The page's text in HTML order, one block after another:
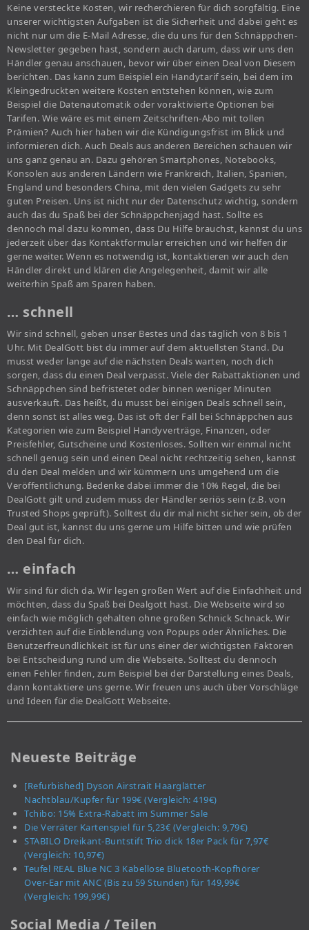
Keine versteckte Kosten, wir recherchieren für dich sorgfältig. Eine
unserer wichtigsten Aufgaben ist die Sicherheit und dabei geht es
nicht nur um die E-Mail Adresse, die du uns für den Schnäppchen-
Newsletter gegeben hast, sondern auch darum, dass wir uns den
Händler genau anschauen, bevor wir über einen Deal von Diesem
berichten. Das kann zum Beispiel ein Handytarif sein, bei dem im
Kleingedruckten weitere Kosten entstehen können, wie zum
Beispiel die Datenautomatik oder voraktivierte Optionen bei
Tarifen. Wie wäre es mit einem Zeitschriften-Abo mit tollen
Prämien? Auch hier haben wir die Kündigungsfrist im Blick und
informieren dich. Auch Deals aus anderen Bereichen schauen wir
uns ganz genau an. Dazu gehören Smartphones, Notebooks,
Konsolen aus anderen Ländern wie Frankreich, Italien, Spanien,
England und besonders China, mit den vielen Gadgets zu sehr
guten Preisen. Uns ist nicht nur der Datenschutz wichtig, sondern
auch das du Spaß bei der Schnäppchenjagd hast. Sollte es
dennoch mal dazu kommen, dass Du Hilfe brauchst, kannst du uns
jederzeit über das Kontaktformular erreichen und wir helfen dir
gerne weiter. Wenn es notwendig ist, kontaktieren wir auch den
Händler direkt und klären die Angelegenheit, damit wir alle
weiterhin Spaß am Sparen haben.
… schnell
Wir sind schnell, geben unser Bestes und das täglich von 8 bis 1
Uhr. Mit DealGott bist du immer auf dem aktuellsten Stand. Du
musst weder lange auf die nächsten Deals warten, noch dich
sorgen, dass du einen Deal verpasst. Viele der Rabattaktionen und
Schnäppchen sind befristetet oder binnen weniger Minuten
ausverkauft. Das heißt, du musst bei einigen Deals schnell sein,
denn sonst ist alles weg. Das ist oft der Fall bei Schnäppchen aus
Kategorien wie zum Beispiel Handyverträge, Finanzen, oder
Preisfehler, Gutscheine und Kostenloses. Sollten wir einmal nicht
schnell genug sein und einen Deal nicht rechtzeitig sehen, kannst
du den Deal melden und wir kümmern uns umgehend um die
Veröffentlichung. Bedenke dabei immer die 10% Regel, die bei
DealGott gilt und zudem muss der Händler seriös sein (z.B. von
Trusted Shops geprüft). Solltest du dir mal nicht sicher sein, ob der
Deal gut ist, kannst du uns gerne um Hilfe bitten und wie prüfen
den Deal für dich.
… einfach
Wir sind für dich da. Wir legen großen Wert auf die Einfachheit und
möchten, dass du Spaß bei Dealgott hast. Die Webseite wird so
einfach wie möglich gehalten ohne großen Schnick Schnack. Wir
verzichten auf die Einblendung von Popups oder Ähnliches. Die
Benutzerfreundlichkeit ist für uns einer der wichtigsten Faktoren
bei Entscheidung rund um die Webseite. Solltest du dennoch
einen Fehler finden, zum Beispiel bei der Darstellung eines Deals,
dann kontaktiere uns gerne. Wir freuen uns auch über Vorschläge
und Ideen für die DealGott Webseite.
Neueste Beiträge
[Refurbished] Dyson Airstrait Haarglätter
Nachtblau/Kupfer für 199€ (Vergleich: 419€)
Tchibo: 15% Extra-Rabatt im Summer Sale
Die Verräter Kartenspiel für 5,23€ (Vergleich: 9,79€)
STABILO Dreikant-Buntstift Trio dick 18er Pack für 7,97€
(Vergleich: 10,97€)
Teufel REAL Blue NC 3 Kabellose Bluetooth-Kopfhörer
Over-Ear mit ANC (Bis zu 59 Stunden) für 149,99€
(Vergleich: 199,99€)
Social Media / Teilen